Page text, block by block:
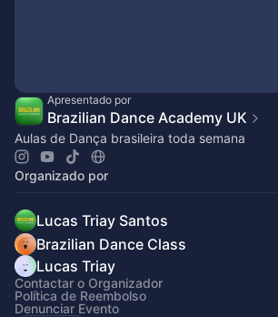
Apresentado por
Brazilian Dance Academy UK
Aulas de Dança brasileira toda semana
Organizado por
Lucas Triay Santos
Brazilian Dance Class
Lucas Triay
Contactar o Organizador
Política de Reembolso
Denunciar Evento